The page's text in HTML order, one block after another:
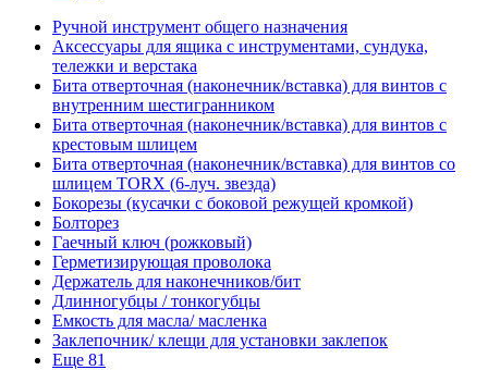
Ручной инструмент общего назначения
Аксессуары для ящика с инструментами, сундука,
тележки и верстака
Бита отверточная (наконечник/вставка) для винтов с
внутренним шестигранником
Бита отверточная (наконечник/вставка) для винтов с
крестовым шлицем
Бита отверточная (наконечник/вставка) для винтов со
шлицем TORX (6-луч. звезда)
Бокорезы (кусачки с боковой режущей кромкой)
Болторез
Гаечный ключ (рожковый)
Герметизирующая проволока
Держатель для наконечников/бит
Длинногубцы / тонкогубцы
Емкость для масла/ масленка
Заклепочник/ клещи для установки заклепок
Еще 81